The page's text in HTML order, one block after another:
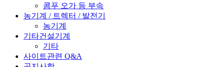
콤푸 오가 등 부속
농기계 / 트렉터 / 발전기
농기계
기타건설기계
기타
사이트관련 Q&A